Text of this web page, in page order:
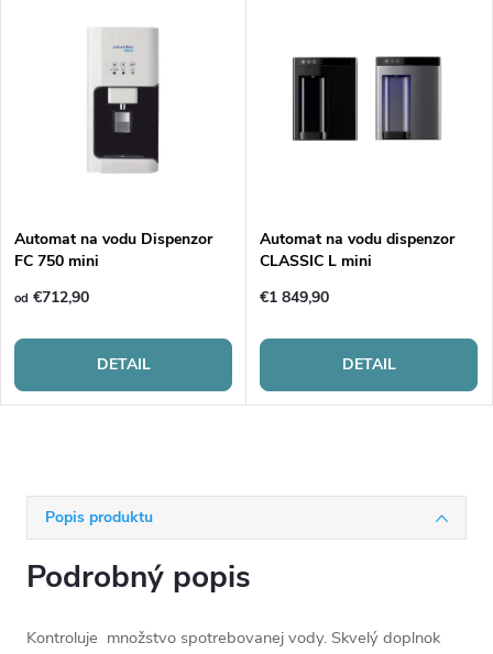
Popis produktu
Podrobný popis
Kontroluje množstvo spotrebovanej vody. Skvelý doplnok
Automat na vodu Dispenzor
FC 750 mini
od €712,90
DETAIL
Automat na vodu dispenzor
CLASSIC L mini
€1 849,90
DETAIL